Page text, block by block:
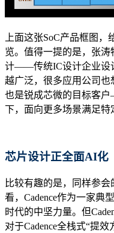
上面这张SoC产品框图
览。值得一提的是，张
计——传统IC设计企业设
越广泛，很多应用公司也
也是锐成芯微的目标客
下，面向更多场景满足特
芯片设计正全面AI化
比较有趣的是，同样参
看，Cadence作为一家典
时代的中坚力量。但
对于Cadence全栈式“提